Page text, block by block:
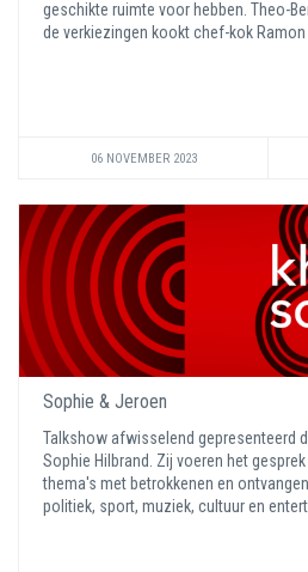
geschikte ruimte voor hebben. Theo-
de verkiezingen kookt chef-kok Ramon
06 NOVEMBER 2023
Sophie & Jeroen
Talkshow afwisselend gepresenteerd
Sophie Hilbrand. Zij voeren het
thema's met betrokkenen en
politiek, sport, muziek, cultuur en